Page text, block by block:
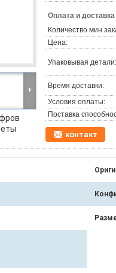
Оплата и
Количество мин
Цена:
Упаковывая детали:
Время доставки:
Условия оплаты:
Поставка
контакт